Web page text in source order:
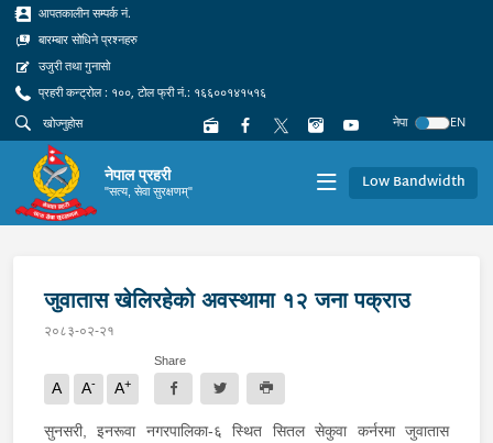
आपतकालीन सम्पर्क नं.
बारम्बार सोधिने प्रश्नहरु
उजुरी तथा गुनासो
प्रहरी कन्ट्रोल : १००, टोल फ्री नं.: १६६००१४१५१६
नेपा
EN
नेपाल प्रहरी
"सत्य, सेवा सुरक्षणम्" Low Bandwidth
जुवातास खेलिरहेको अवस्थामा १२ जना पक्राउ
२०८३-०२-२१
A A- A+
Share
सुनसरी, इनरूवा नगरपालिका-६ स्थित सितल सेकुवा कर्नरमा जुवातास